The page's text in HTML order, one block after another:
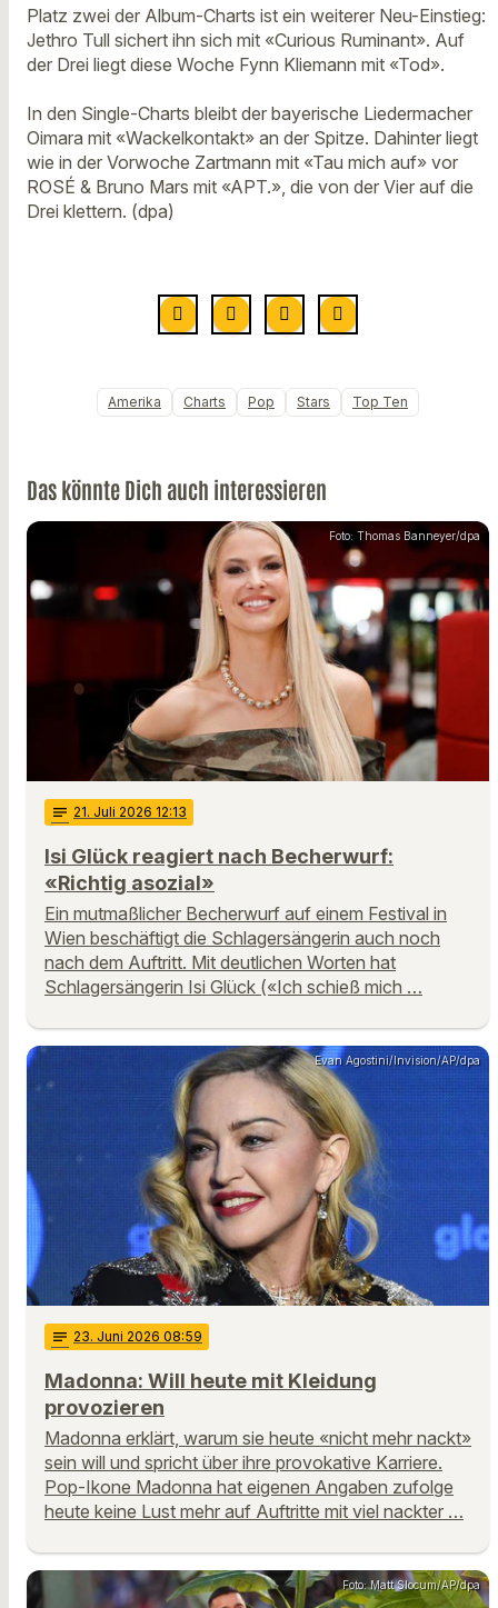
Platz zwei der Album-Charts ist ein weiterer Neu-Einstieg:
Jethro Tull sichert ihn sich mit «Curious Ruminant». Auf
der Drei liegt diese Woche Fynn Kliemann mit «Tod».
In den Single-Charts bleibt der bayerische Liedermacher
Oimara mit «Wackelkontakt» an der Spitze. Dahinter liegt
wie in der Vorwoche Zartmann mit «Tau mich auf» vor
ROSÉ & Bruno Mars mit «APT.», die von der Vier auf die
Drei klettern. (dpa)
Amerika Charts Pop Stars Top Ten
Das könnte Dich auch interessieren
Foto: Thomas Banneyer/dpa
notes 21. Juli 2026 12:13
Isi Glück reagiert nach Becherwurf:
«Richtig asozial»
Ein mutmaßlicher Becherwurf auf einem Festival in
Wien beschäftigt die Schlagersängerin auch noch
nach dem Auftritt. Mit deutlichen Worten hat
Schlagersängerin Isi Glück («Ich schieß mich …
Evan Agostini/Invision/AP/dpa
notes 23. Juni 2026 08:59
Madonna: Will heute mit Kleidung
provozieren
Madonna erklärt, warum sie heute «nicht mehr nackt»
sein will und spricht über ihre provokative Karriere.
Pop-Ikone Madonna hat eigenen Angaben zufolge
heute keine Lust mehr auf Auftritte mit viel nackter …
Foto: Matt Slocum/AP/dpa